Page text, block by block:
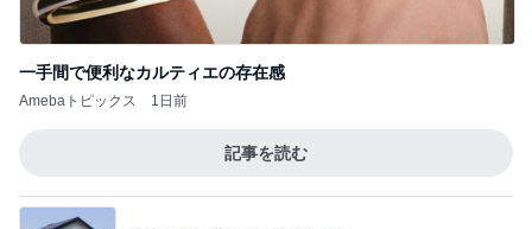
一手間で便利なカルティエの存在感
Amebaトピックス 1日前
記事を読む